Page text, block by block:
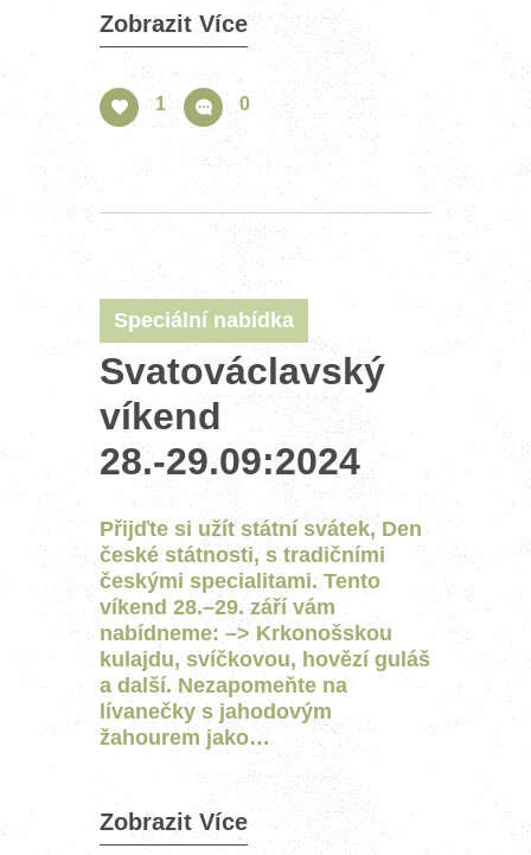
Zobrazit Více
1 0
Speciální nabídka
Svatováclavský
víkend
28.-29.09:2024
Přijďte si užít státní svátek, Den
české státnosti, s tradičními
českými specialitami. Tento
víkend 28.–29. září vám
nabídneme: –> Krkonošskou
kulajdu, svíčkovou, hovězí guláš
a další. Nezapomeňte na
lívanečky s jahodovým
žahourem jako…
Zobrazit Více